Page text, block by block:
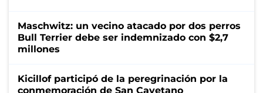
Maschwitz: un vecino atacado por dos perros
Bull Terrier debe ser indemnizado con $2,7
millones
Kicillof participó de la peregrinación por la
conmemoración de San Cayetano